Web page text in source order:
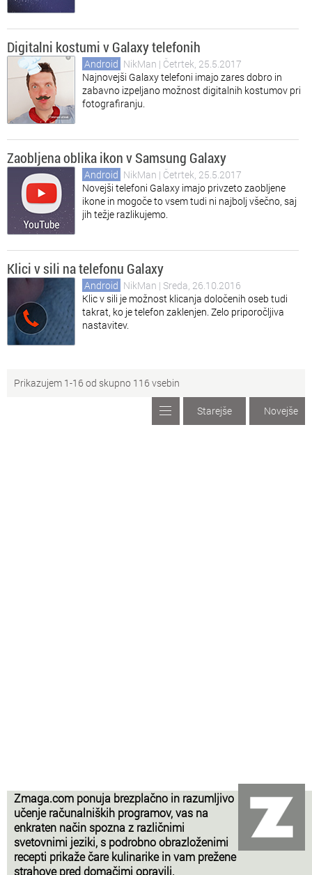
Digitalni kostumi v Galaxy telefonih
Android NikMan | Četrtek, 25.5.2017
Najnovejši Galaxy telefoni imajo zares dobro in
zabavno izpeljano možnost digitalnih kostumov pri
fotografiranju.
Zaobljena oblika ikon v Samsung Galaxy
Android NikMan | Četrtek, 25.5.2017
Novejši telefoni Galaxy imajo privzeto zaobljene
ikone in mogoče to vsem tudi ni najbolj všečno, saj
jih težje razlikujemo.
Klici v sili na telefonu Galaxy
Android NikMan | Sreda, 26.10.2016
Klic v sili je možnost klicanja določenih oseb tudi
takrat, ko je telefon zaklenjen. Zelo priporočljiva
nastavitev.
Prikazujem 1-16 od skupno 116 vsebin
Novejše
Starejše
Zmaga.com ponuja brezplačno in razumljivo
učenje računalniških programov, vas na
enkraten način spozna z različnimi
svetovnimi jeziki, s podrobno obrazloženimi
recepti prikaže čare kulinarike in vam prežene
strahove pred domačimi opravili.